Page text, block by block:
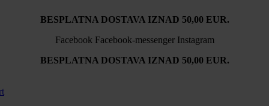
BESPLATNA DOSTAVA IZNAD 50,00 EUR.
Facebook Facebook-messenger Instagram
BESPLATNA DOSTAVA IZNAD 50,00 EUR.